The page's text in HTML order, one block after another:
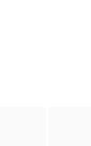
史的偶像来到了古埃及，这
人们在现实生活中遭遇反社